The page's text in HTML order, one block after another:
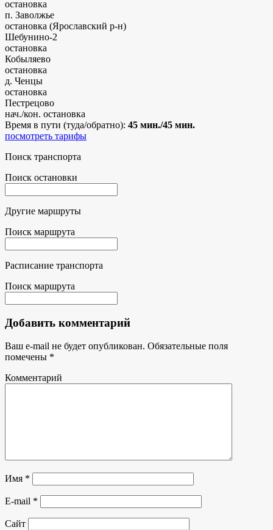
остановка
п. Заволжье
остановка (Ярославский р-н)
Шебунино-2
остановка
Кобыляево
остановка
д. Ченцы
остановка
Пестрецово
нач./кон. остановка
Время в пути (туда/обратно): 45 мин./45 мин.
посмотреть тарифы
Поиск транспорта
Поиск остановки
Другие маршруты
Поиск маршрута
Расписание транспорта
Поиск маршрута
Добавить комментарий
Ваш e-mail не будет опубликован. Обязательные поля
помечены *
Комментарий
Имя *
E-mail *
Сайт